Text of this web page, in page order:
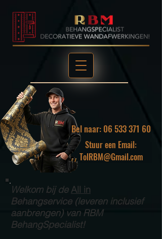
Stuur een Email:
TolRBM@Gmail.com
Bel naar: 06 533 371 60
Welkom bij deAll in
Behangservice (leveren inclusief
aanbrengen) van RBM
BehangSpecialist!